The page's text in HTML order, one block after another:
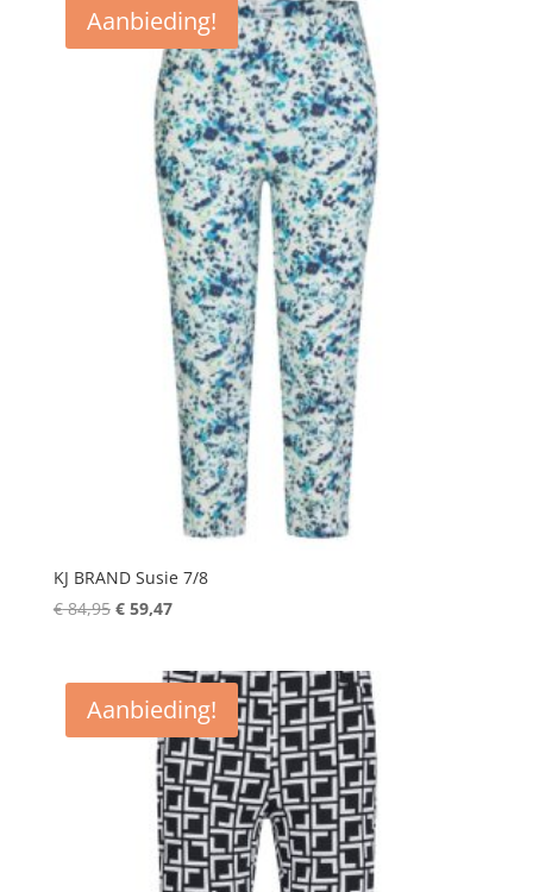
Aanbieding!
KJ BRAND Susie 7/8
€84,95 Oorspronkelijke
€ 84,95.
€59,47Huidige
€ 59,47.
Aanbieding!